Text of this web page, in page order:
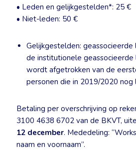
• Leden en gelijkgestelden*: 25 €
• Niet-leden: 50 €
Gelijkgestelden: geassocieerde
de institutionele
wordt afgetrokken van de
personen die in 2019/2020 nog
Betaling per overschrijving op
3100 4638 6702 van de BKVT,
12 december. Mededeling:
naam en voornaam”.